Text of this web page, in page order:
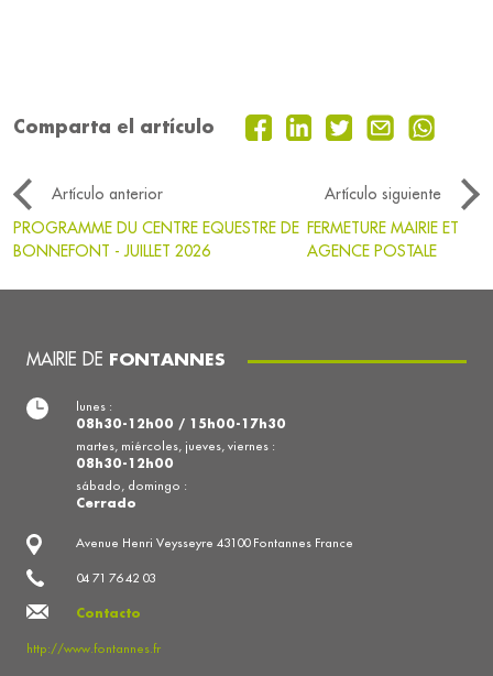
Comparta el artículo
Artículo anterior
Artículo siguiente
PROGRAMME DU CENTRE EQUESTRE DE
BONNEFONT - JUILLET 2026
FERMETURE MAIRIE ET
AGENCE POSTALE
MAIRIE DE FONTANNES
Avenue Henri Veysseyre 43100 Fontannes France
04 71 76 42 03
Contacto
http://www.fontannes.fr
lunes :
08h30-12h00 / 15h00-17h30
martes, miércoles, jueves, viernes :
08h30-12h00
sábado, domingo :
Cerrado